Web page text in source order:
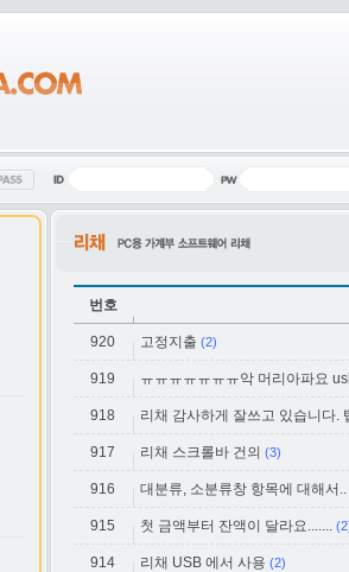
번호
920 고정지출 (2)
919 ㅠㅠㅠㅠㅠㅠㅠ악 머리아파요
918 리채 감사하게 잘쓰고 있습니다.
917 리채 스크롤바 건의 (3)
916 대분류, 소분류창 항목에 대해서..
915 첫 금액부터 잔액이 달라요.......
914 리채 USB 에서 사용 (2)